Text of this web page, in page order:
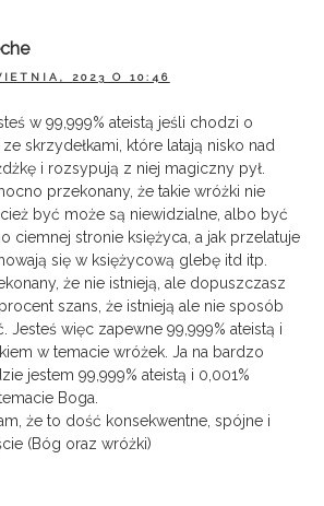
2023 O 10:46
w 99,999% ateistą jeśli chodzi o
skrzydełkami, które latają nisko nad
i rozsypują z niej magiczny pył.
przekonany, że takie wróżki nie
być może są niewidzialne, albo być
ciemnej stronie księżyca, a jak przelatuje
się w księżycową glebę itd itp.
że nie istnieją, ale dopuszczasz
szans, że istnieją ale nie sposób
Jesteś więc zapewne 99,999% ateistą i
w temacie wróżek. Ja na bardzo
jestem 99,999% ateistą i 0,001%
Boga.
że to dość konsekwentne, spójne i
(Bóg oraz wróżki)